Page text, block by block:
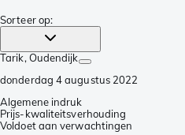
Sorteer op:
Tarik, Oudendijk
donderdag 4 augustus 2022
Algemene indruk
Prijs-kwaliteitsverhouding
Voldoet aan verwachtingen